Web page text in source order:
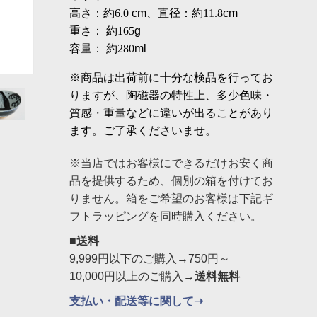
高さ：約6.0 cm 、直径：約11.8cm
重さ：
約165g
容量：
約280ml
※商品は出荷前に十分な検品を行ってお
りますが、陶磁器の特性上、多少色味・
質感・重量などに違いが出ることがあり
ます。ご了承くださいませ。
※当店ではお客様にできるだけお安く商
品を提供するため、個別の箱を付けてお
りません。箱をご希望のお客様は下記ギ
フトラッピングを同時購入ください。
■送料
9,999円以下のご購入→750円～
10,000円以上のご購入→送料無料
支払い・配送等に関して➝